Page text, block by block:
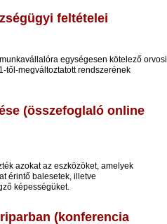
feltételei
egységesen kötelező orvosi
től-megváltoztatott rendszerének
(összefoglaló online
azokat az eszközöket, amelyek
érintő balesetek, illetve
képességüket.
(konferencia